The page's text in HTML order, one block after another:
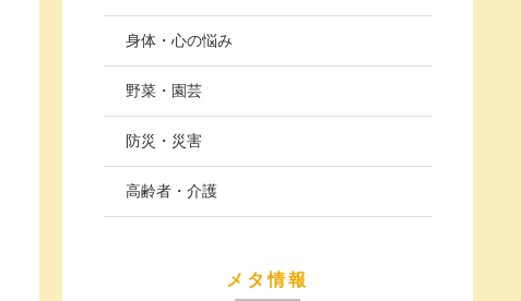
身体・心の悩み
野菜・園芸
防災・災害
高齢者・介護
メタ情報